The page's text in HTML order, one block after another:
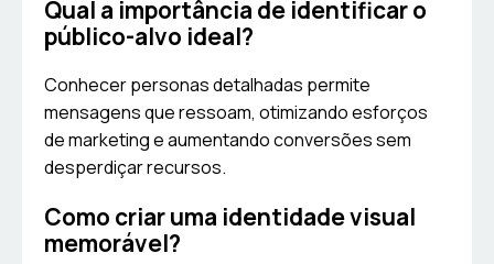
Qual a importância de identificar o
público-alvo ideal?
Conhecer personas detalhadas permite
mensagens que ressoam, otimizando esforços
de marketing e aumentando conversões sem
desperdiçar recursos.
Como criar uma identidade visual
memorável?